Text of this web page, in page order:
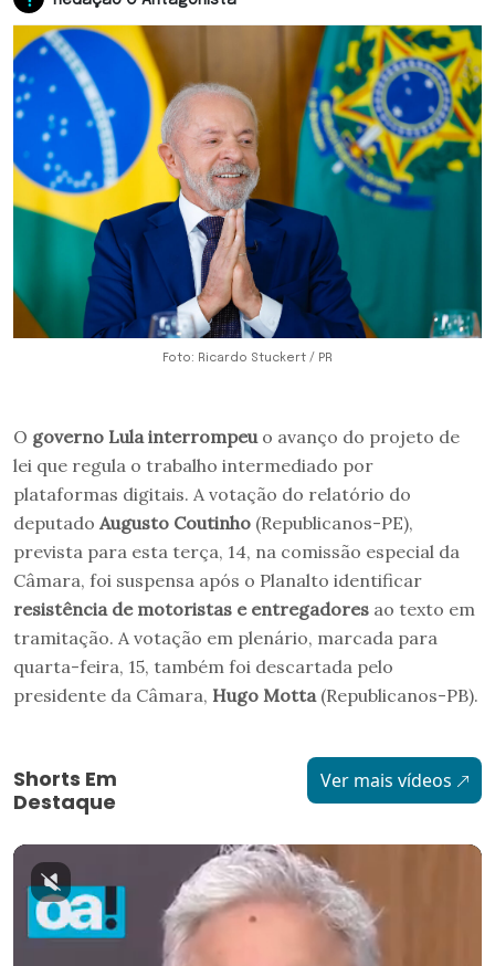
Foto: Ricardo Stuckert / PR
O governo Lula interrompeu o avanço do projeto de
lei que regula o trabalho intermediado por
plataformas digitais. A votação do relatório do
deputado Augusto Coutinho (Republicanos-PE),
prevista para esta terça, 14, na comissão especial da
Câmara, foi suspensa após o Planalto identificar
resistência demotoristas e entregadores ao texto em
tramitação. A votação em plenário, marcada para
quarta-feira, 15, também foi descartada pelo
presidente da Câmara, Hugo Motta (Republicanos-PB).
Shorts Em
Destaque
Ver mais vídeos